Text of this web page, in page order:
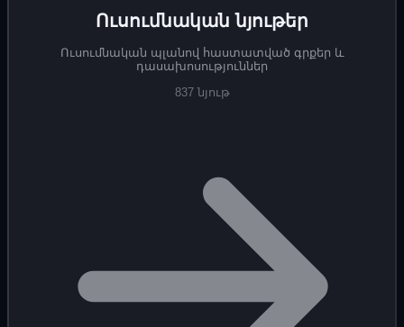
Ուսումնական նյութեր
Ուսումնական պլանով հաստատված գրքեր և
դասախոսություններ
837 նյութ